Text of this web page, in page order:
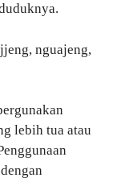
nguajeng,
lebih tua atau